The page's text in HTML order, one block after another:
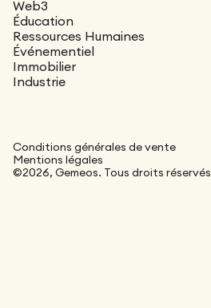
Web3
Éducation
Ressources Humaines
Événementiel
Immobilier
Industrie
Conditions générales de vente
Mentions légales
©2026, Gemeos. Tous droits réservés